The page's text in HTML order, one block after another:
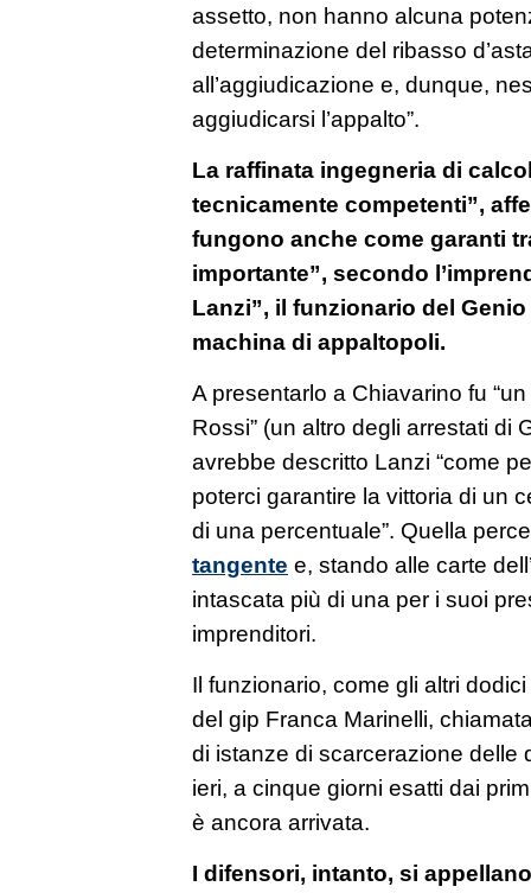
assetto, non hanno alcuna
determinazione del ribasso
all’aggiudicazione e, dunque,
aggiudicarsi l’appalto”.
La raffinata ingegneria di
tecnicamente competenti”,
fungono anche come garanti
importante”, secondo
Lanzi”, il funzionario del
machina di appaltopoli.
A presentarlo a Chiavarino fu
Rossi” (un altro degli arrestati di
avrebbe descritto Lanzi “come
poterci garantire la vittoria di un
di una percentuale”. Quella
tangente e, stando alle carte
intascata più di una per i suoi
imprenditori.
Il funzionario, come gli altri
del gip Franca Marinelli,
di istanze di scarcerazione delle
ieri, a cinque giorni esatti dai
è ancora arrivata.
I difensori, intanto, si